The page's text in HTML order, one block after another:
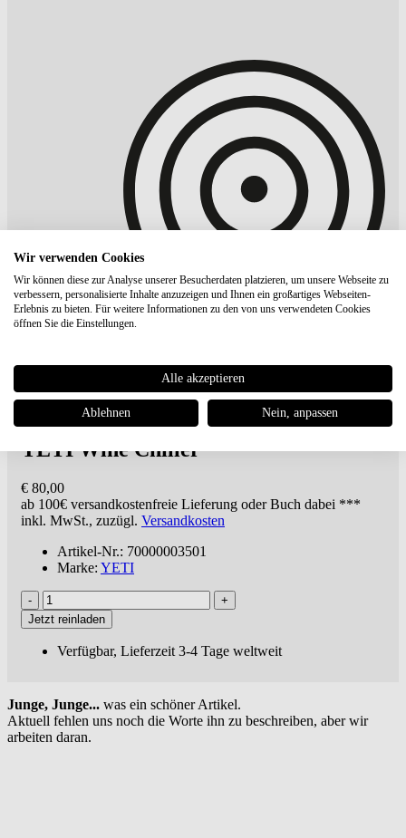
YETI Wine Chiller
€ 80,00
ab 100€ versandkostenfreie Lieferung oder Buch dabei ***
inkl. MwSt., zuzügl. Versandkosten
Artikel-Nr.: 70000003501
Marke: YETI
Jetzt reinladen
Verfügbar, Lieferzeit 3-4 Tage weltweit
Junge, Junge... was ein schöner Artikel.
Aktuell fehlen uns noch die Worte ihn zu beschreiben, aber wir
arbeiten daran.
Wir verwenden Cookies
Wir können diese zur Analyse unserer Besucherdaten platzieren, um unsere Webseite zu
verbessern, personalisierte Inhalte anzuzeigen und Ihnen ein großartiges Webseiten-
Erlebnis zu bieten. Für weitere Informationen zu den von uns verwendeten Cookies
öffnen Sie die Einstellungen.
Alle akzeptieren
Ablehnen Nein, anpassen